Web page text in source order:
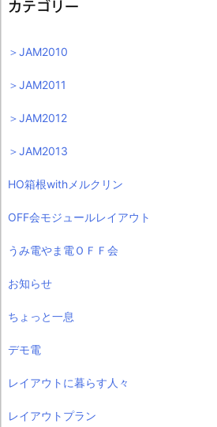
カテゴリー
＞JAM2010
＞JAM2011
＞JAM2012
＞JAM2013
HO箱根withメルクリン
OFF会モジュールレイアウト
うみ電やま電ＯＦＦ会
お知らせ
ちょっと一息
デモ電
レイアウトに暮らす人々
レイアウトプラン